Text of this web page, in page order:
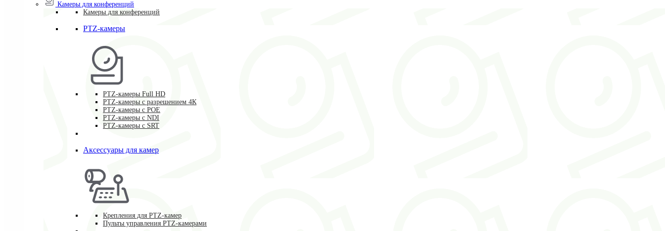
Камеры для конференций
Камеры для конференций
PTZ-камеры
PTZ-камеры Full HD
PTZ-камеры с разрешением 4К
PTZ-камеры с POE
PTZ-камеры c NDI
PTZ-камеры с SRT
Аксессуары для камер
Крепления для PTZ-камер
Пульты управления PTZ-камерами